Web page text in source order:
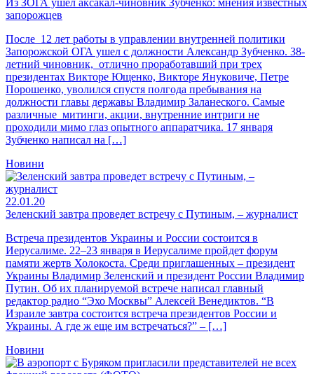
запорожцев
После 12 лет работы в управлении внутренней политики
Запорожской ОГА ушел с должности Александр Зубченко. 38-
летний чиновник, отлично проработавший при трех
президентах Викторе Ющенко, Викторе Януковиче, Петре
Порошенко, уволился спустя полгода пребывания на
должности главы державы Владимир Заланеского. Самые
различные митинги, акции, внутренние интриги не
проходили мимо глаз опытного аппаратчика. 17 января
Зубченко написал на […]
Новини
22.01.20
Зеленский завтра проведет встречу с Путиным, – журналист
Встреча президентов Украины и России состоится в
Иерусалиме. 22–23 января в Иерусалиме пройдет форум
памяти жертв Холокоста. Среди приглашенных – президент
Украины Владимир Зеленский и президент России Владимир
Путин. Об их планируемой встрече написал главный
редактор радио “Эхо Москвы” Алексей Венедиктов. “В
Израиле завтра состоится встреча президентов России и
Украины. А где ж еще им встречаться?” – […]
Новини